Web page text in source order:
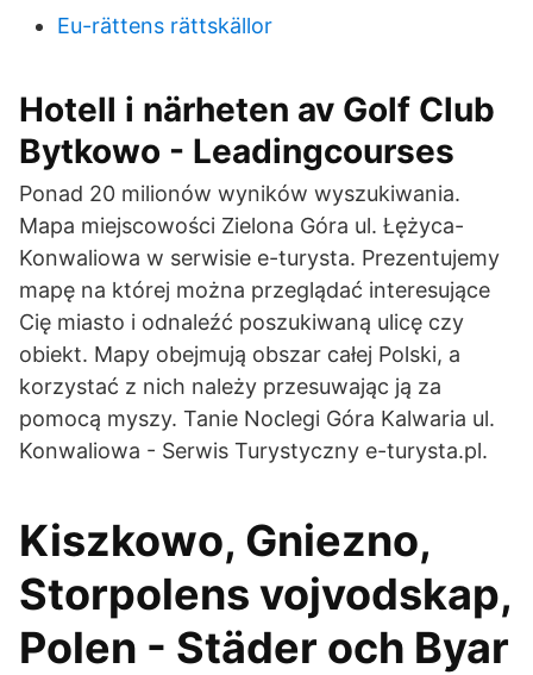
Eu-rättens rättskällor
Hotell i närheten av Golf Club
Bytkowo - Leadingcourses
Ponad 20 milionów wyników wyszukiwania.
Mapa miejscowości Zielona Góra ul. Łężyca-
Konwaliowa w serwisie e-turysta. Prezentujemy
mapę na której można przeglądać interesujące
Cię miasto i odnaleźć poszukiwaną ulicę czy
obiekt. Mapy obejmują obszar całej Polski, a
korzystać z nich należy przesuwając ją za
pomocą myszy. Tanie Noclegi Góra Kalwaria ul.
Konwaliowa - Serwis Turystyczny e-turysta.pl.
Kiszkowo, Gniezno,
Storpolens vojvodskap,
Polen - Städer och Byar